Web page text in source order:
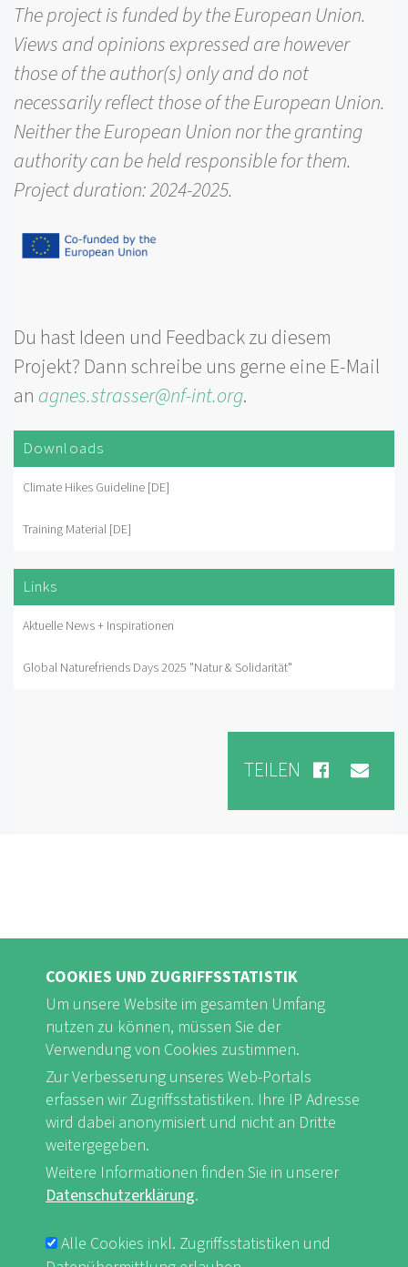
The project is funded by the European Union.
Views and opinions expressed are however
those of the author(s) only and do not
necessarily reflect those of the European Union.
Neither the European Union nor the granting
authority can be held responsible for them.
Project duration: 2024-2025.
Du hast Ideen und Feedback zu diesem
Projekt? Dann schreibe uns gerne eine E-Mail
an agnes.strasser@nf-int.org.
Downloads
Climate Hikes Guideline [DE]
Training Material [DE]
Links
Aktuelle News + Inspirationen
Global Naturefriends Days 2025 "Natur & Solidarität"
TEILEN
FB Youtube Instagram
FUSSBEREICHSMENÜ
Impressum & Datenschutz nf-int.org
COOKIES UND ZUGRIFFSSTATISTIK
Um unsere Website im gesamten Umfang
nutzen zu können, müssen Sie der
Verwendung von Cookies zustimmen.
Zur Verbesserung unseres Web-Portals
erfassen wir Zugriffsstatistiken. Ihre IP Adresse
wird dabei anonymisiert und nicht an Dritte
weitergegeben.
Weitere Informationen finden Sie in unserer
Datenschutzerklärung.
Alle Cookies inkl. Zugriffsstatistiken und